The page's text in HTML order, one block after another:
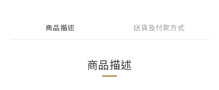
商品描述 送貨及付款方式
商品描述